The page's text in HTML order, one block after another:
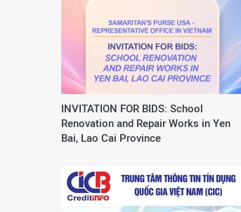
INVITATION FOR BIDS: School
Renovation and Repair Works in Yen
Bai, Lao Cai Province